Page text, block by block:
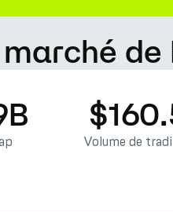
de
Volume de